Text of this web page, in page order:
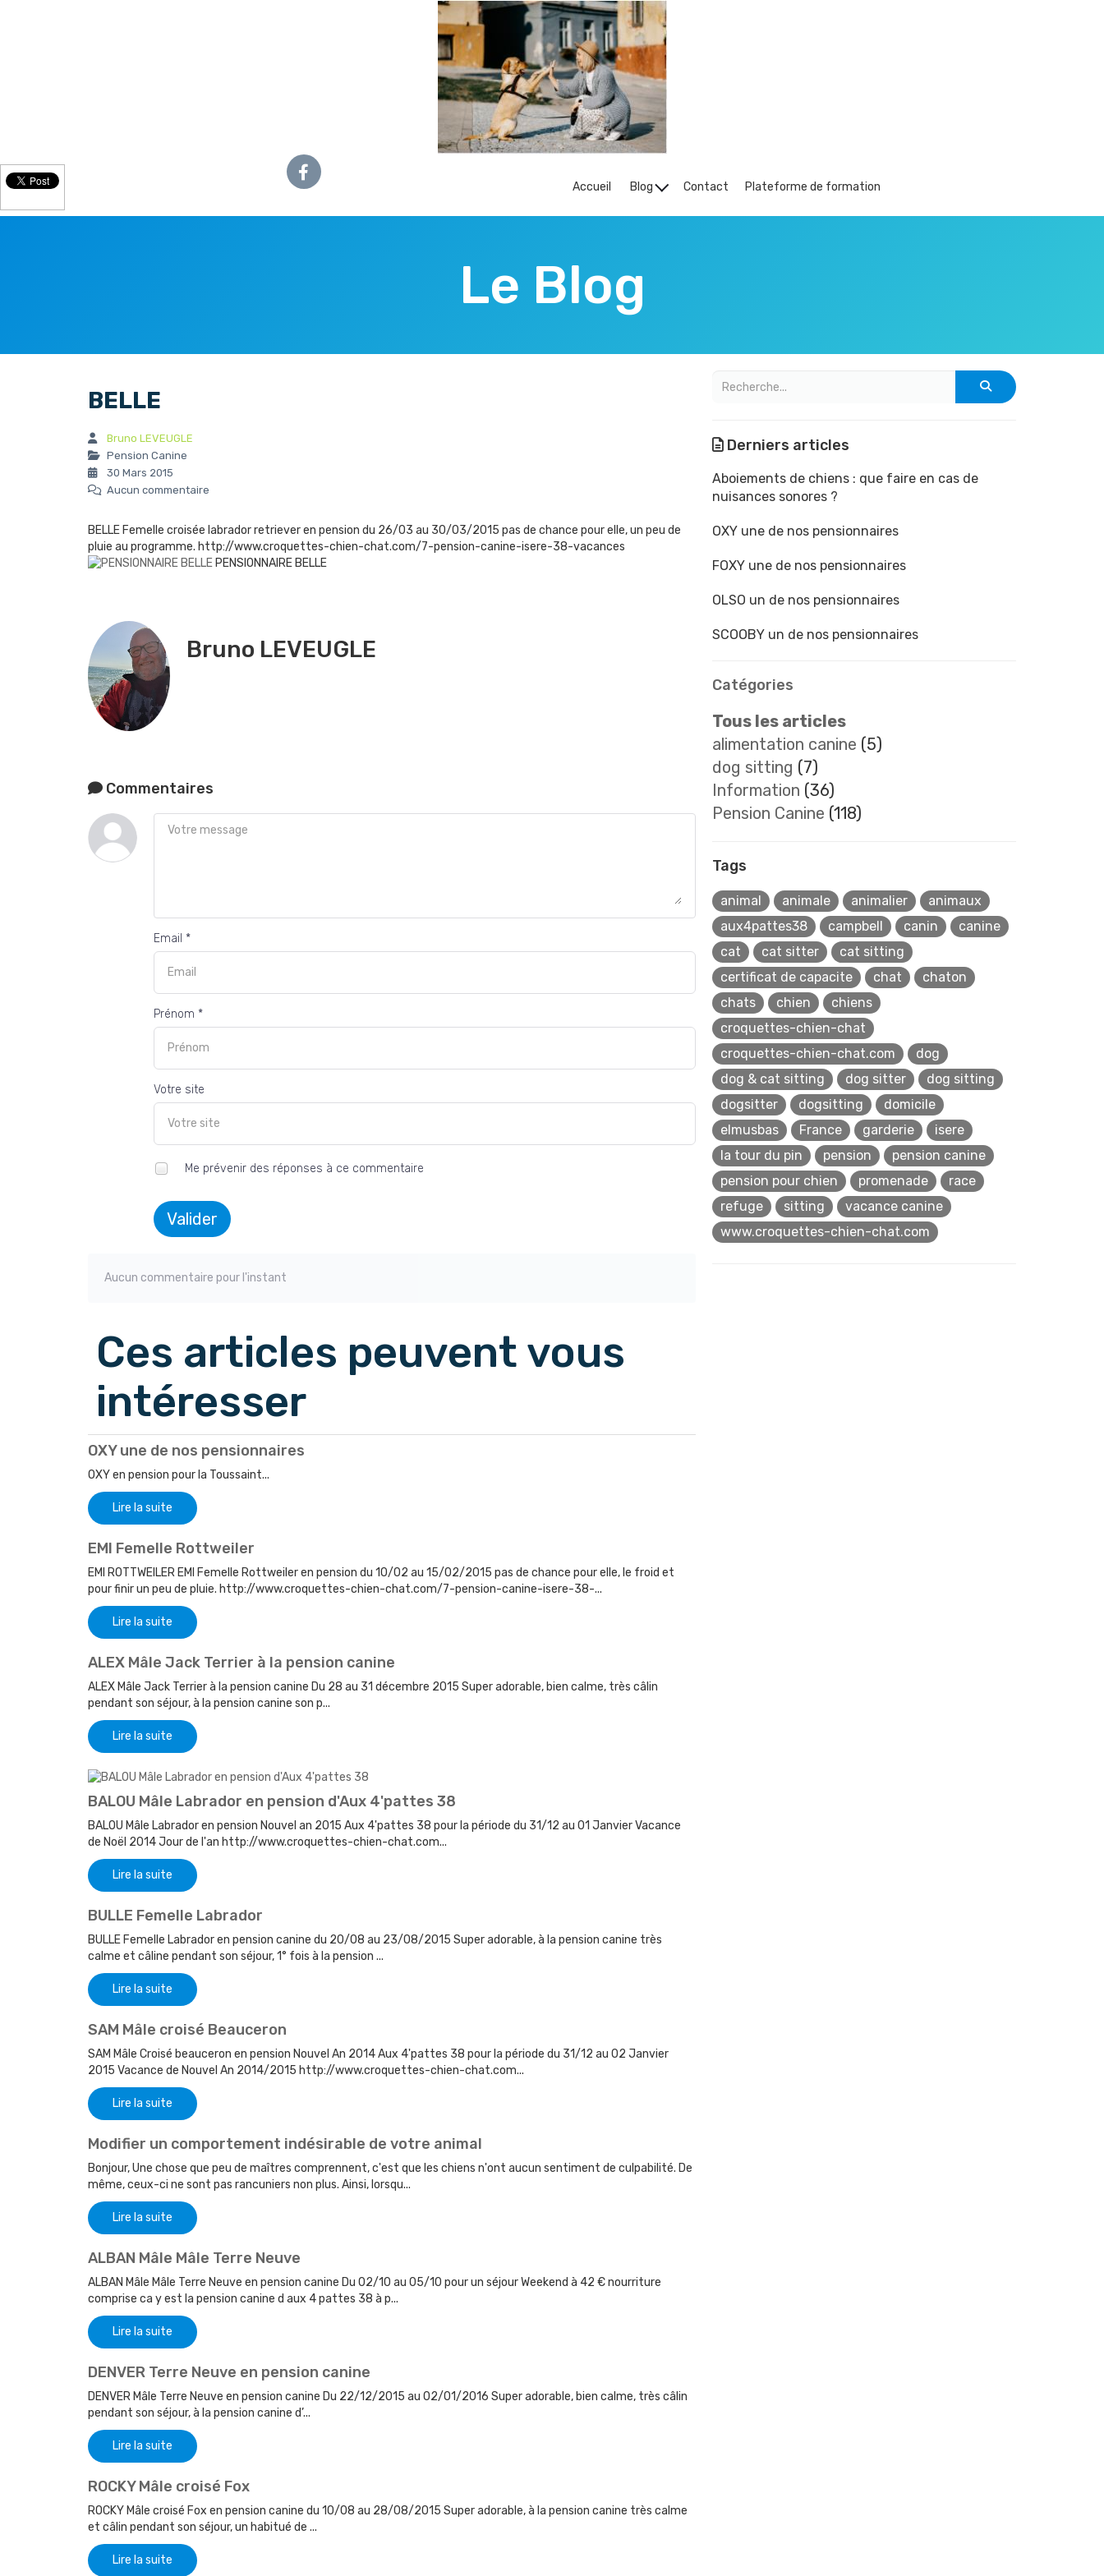
Accueil Blog Contact Plateforme de formation
Le Blog
BELLE
Bruno LEVEUGLE
Pension Canine
30 Mars 2015
Aucun commentaire
BELLE Femelle croisée labrador retriever en pension du 26/03 au 30/03/2015 pas de chance pour elle, un peu de
pluie au programme. http://www.croquettes-chien-chat.com/7-pension-canine-isere-38-vacances
PENSIONNAIRE BELLE
Bruno LEVEUGLE
Commentaires
Email *
Prénom *
Votre site
Me prévenir des réponses à ce commentaire
Valider
Aucun commentaire pour l'instant
Ces articles peuvent vous
intéresser
OXY une de nos pensionnaires
OXY en pension pour la Toussaint...
Lire la suite
EMI Femelle Rottweiler
EMI ROTTWEILER EMI Femelle Rottweiler en pension du 10/02 au 15/02/2015 pas de chance pour elle, le froid et
pour finir un peu de pluie. http://www.croquettes-chien-chat.com/7-pension-canine-isere-38-...
Lire la suite
ALEX Mâle Jack Terrier à la pension canine
ALEX Mâle Jack Terrier à la pension canine Du 28 au 31 décembre 2015 Super adorable, bien calme, très câlin
pendant son séjour, à la pension canine son p...
Lire la suite
BALOU Mâle Labrador en pension d'Aux 4'pattes 38
BALOU Mâle Labrador en pension Nouvel an 2015 Aux 4'pattes 38 pour la période du 31/12 au 01 Janvier Vacance
de Noël 2014 Jour de l'an http://www.croquettes-chien-chat.com...
Lire la suite
BULLE Femelle Labrador
BULLE Femelle Labrador en pension canine du 20/08 au 23/08/2015 Super adorable, à la pension canine très
calme et câline pendant son séjour, 1° fois à la pension ...
Lire la suite
SAM Mâle croisé Beauceron
SAM Mâle Croisé beauceron en pension Nouvel An 2014 Aux 4'pattes 38 pour la période du 31/12 au 02 Janvier
2015 Vacance de Nouvel An 2014/2015 http://www.croquettes-chien-chat.com...
Lire la suite
Modifier un comportement indésirable de votre animal
Bonjour, Une chose que peu de maîtres comprennent, c'est que les chiens n'ont aucun sentiment de culpabilité. De
même, ceux-ci ne sont pas rancuniers non plus. Ainsi, lorsqu...
Lire la suite
ALBAN Mâle Mâle Terre Neuve
ALBAN Mâle Mâle Terre Neuve en pension canine Du 02/10 au 05/10 pour un séjour Weekend à 42 € nourriture
comprise ca y est la pension canine d aux 4 pattes 38 à p...
Lire la suite
DENVER Terre Neuve en pension canine
DENVER Mâle Terre Neuve en pension canine Du 22/12/2015 au 02/01/2016 Super adorable, bien calme, très câlin
pendant son séjour, à la pension canine d’...
Lire la suite
ROCKY Mâle croisé Fox
ROCKY Mâle croisé Fox en pension canine du 10/08 au 28/08/2015 Super adorable, à la pension canine très calme
et câlin pendant son séjour, un habitué de ...
Lire la suite
Derniers articles
Aboiements de chiens : que faire en cas de
nuisances sonores ?
OXY une de nos pensionnaires
FOXY une de nos pensionnaires
OLSO un de nos pensionnaires
SCOOBY un de nos pensionnaires
Catégories
Tous les articles
alimentation canine (5)
dog sitting (7)
Information (36)
Pension Canine (118)
Tags
animal animale animalier
animaux
aux4pattes38
campbell canin
canine
cat
cat sitter
cat sitting
certificat de capacite
chat
chaton
chats
chien
chiens
croquettes-chien-chat
croquettes-chien-chat.com
dog
dog & cat sitting
dog sitter
dog sitting
dogsitter
dogsitting
domicile
elmusbas
France garderie
isere
la tour du pin
pension
pension canine
pension pour chien
promenade
race
refuge
sitting
vacance canine
www.croquettes-chien-chat.com